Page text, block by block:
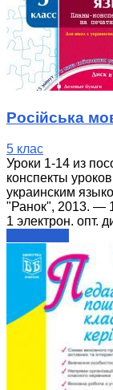
Російська
5 клас
Уроки 1-14 из
конспекты
украинским
"Ранок", 2013. —
1 электрон. опт.